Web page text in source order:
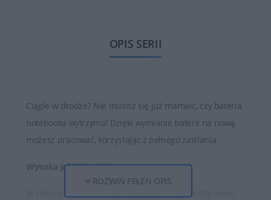
OPIS SERII
Ciągle w drodze? Nie musisz się już martwić, czy bateria
notebooka wytrzyma! Dzięki wymianie baterii na nową,
możesz pracować, korzystając z pełnego zasilania.
Wysoka jakość ogniw
W sklepie DELL24 oferujemy wyłącznie produkty nowe,
ROZWIŃ PEŁEN OPIS